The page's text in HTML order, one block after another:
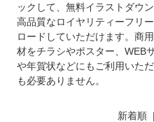
ックして、無料イラストダウ
高品質なロイヤリティーフリ
ロードしていただけます。商
材をチラシやポスター、WEB
や年賀状などにもご利用いた
も必要ありません。
新着順 |